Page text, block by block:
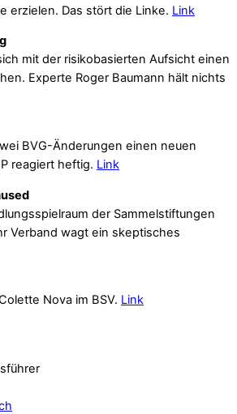
erzielen. Das stört die Linke. Link
mit der risikobasierten Aufsicht einen
Experte Roger Baumann hält nichts
BVG-Änderungen einen neuen
reagiert heftig. Link
der Sammelstiftungen
Verband wagt ein skeptisches
Nova im BSV. Link